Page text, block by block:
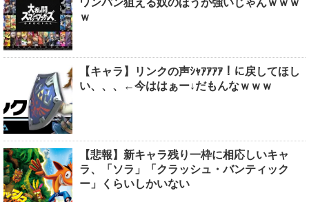
ワンパン狙える奴のほうが強いじゃんｗｗｗ
ｗ
【キャラ】リンクの声ｼｬｱｱｱｱ！に戻してほし
い、、、←今ははぁー↓だもんなｗｗｗ
【悲報】新キャラ残り一枠に相応しいキャ
ラ、「ソラ」「クラッシュ・バンティック
ー」くらいしかいない